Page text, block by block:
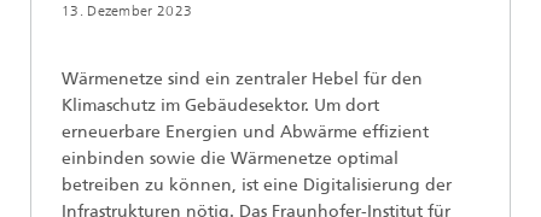
13. Dezember 2023
Wärmenetze sind ein zentraler Hebel für den
Klimaschutz im Gebäudesektor. Um dort
erneuerbare Energien und Abwärme effizient
einbinden sowie die Wärmenetze optimal
betreiben zu können, ist eine Digitalisierung der
Infrastrukturen nötig. Das Fraunhofer-Institut für